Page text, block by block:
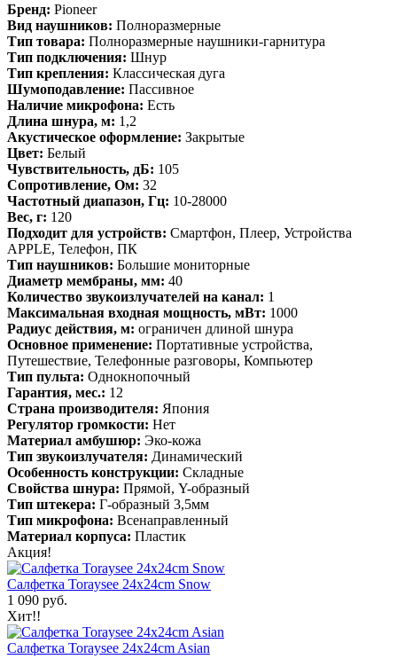
Бренд: Pioneer
Вид наушников: Полноразмерные
Тип товара: Полноразмерные наушники-гарнитура
Тип подключения: Шнур
Тип крепления: Классическая дуга
Шумоподавление: Пассивное
Наличие микрофона: Есть
Длина шнура, м: 1,2
Акустическое оформление: Закрытые
Цвет: Белый
Чувствительность, дБ: 105
Сопротивление, Ом: 32
Частотный диапазон, Гц: 10-28000
Вес, г: 120
Подходит для устройств: Смартфон, Плеер, Устройства
APPLE, Телефон, ПК
Тип наушников: Большие мониторные
Диаметр мембраны, мм: 40
Количество звукоизлучателей на канал: 1
Максимальная входная мощность, мВт: 1000
Радиус действия, м: ограничен длиной шнура
Основное применение: Портативные устройства,
Путешествие, Телефонные разговоры, Компьютер
Тип пульта: Однокнопочный
Гарантия, мес.: 12
Страна производителя: Япония
Регулятор громкости: Нет
Материал амбушюр: Эко-кожа
Тип звукоизлучателя: Динамический
Особенность конструкции: Складные
Свойства шнура: Прямой, Y-образный
Тип штекера: Г-образный 3,5мм
Тип микрофона: Всенаправленный
Материал корпуса: Пластик
Акция!
Салфетка Toraysee 24x24cm Snow
1 090 руб.
Хит!!
Салфетка Toraysee 24x24cm Asian